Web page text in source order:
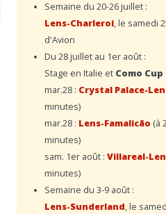
Semaine du 20-26 juillet :
Lens-Charleroi, le samedi
d'Avion
Du 28 juillet au 1er août :
Stage en Italie et Como Cup
mar.28 : Crystal Palace-
minutes)
mar.28 : Lens-Famalicão (à
minutes)
sam. 1er août : Villareal-
minutes)
Semaine du 3-9 août :
Lens-Sunderland, le